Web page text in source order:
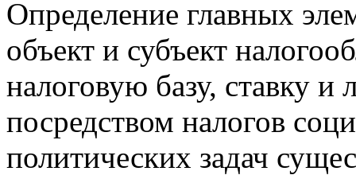
Определение главных
объект и субъект
налоговую базу, ставку и
посредством налогов
политических задач